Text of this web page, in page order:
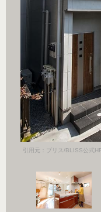
引用元：ブリス/BLISS公式